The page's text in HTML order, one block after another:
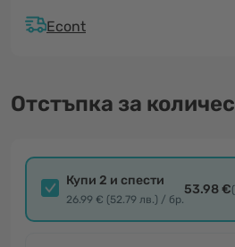
Econt
Отстъпка за
Купи 2 и спести
26.99 € (52.79 лв.) / бр.
53.98 €